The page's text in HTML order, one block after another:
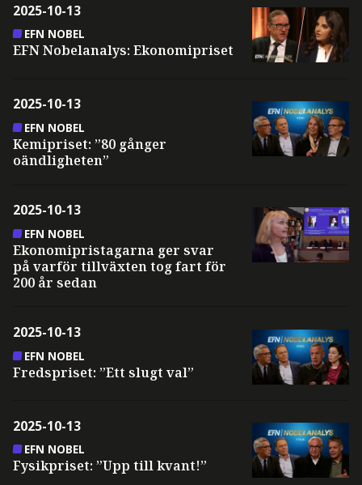
2025-10-13
EFN NOBEL
EFN Nobelanalys: Ekonomipriset
2025-10-13
EFN NOBEL
Kemipriset: ”80 gånger
oändligheten”
2025-10-13
EFN NOBEL
Ekonomipristagarna ger svar
på varför tillväxten tog fart för
200 år sedan
2025-10-13
EFN NOBEL
Fredspriset: ”Ett slugt val”
2025-10-13
EFN NOBEL
Fysikpriset: ”Upp till kvant!”